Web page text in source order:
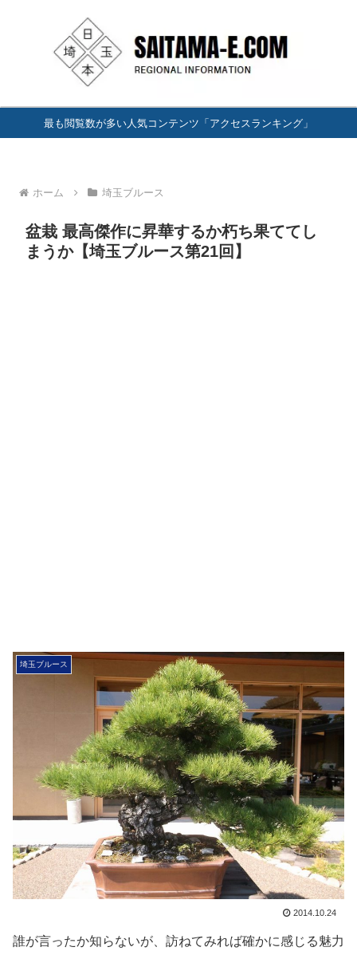
最も閲覧数が多い人気コンテンツ「アクセスランキング」
ホーム 埼玉ブルース
盆栽 最高傑作に昇華するか朽ち果ててし
まうか【埼玉ブルース第21回】
埼玉ブルース
2014.10.24
誰が言ったか知らないが、訪ねてみれば確かに感じる魅力